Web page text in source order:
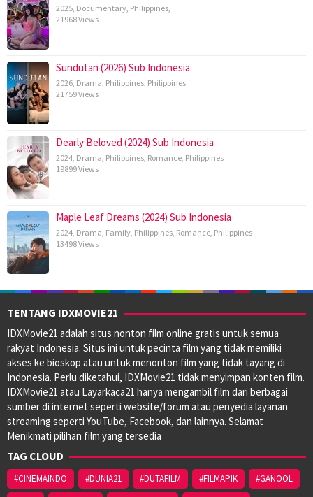
2025 Documentary Philippines
21968 Views
Sundutan (2026) Sub Indonesia
2026 Drama Philippines Philippines
21759 Views
Dearly Beloved (2024) Sub Indonesia
2024 Drama Philippines Romance Philippines
19899 Views
Maple Leaf Dreams (2024) Sub Indonesia
2024 Drama Family Philippines Romance Philippines
13498 Views
TENTANG IDXMOVIE21
IDXMovie21 adalah situs nonton film online gratis untuk semua
rakyat Indonesia. Situs ini untuk pecinta film yang tidak memiliki
akses ke bioskop atau untuk menonton film yang tidak tayang di
Indonesia. Perlu diketahui, IDXMovie21 tidak menyimpan konten film.
IDXMovie21 atau Layarkaca21 hanya mengambil film dari berbagai
sumber di internet seperti website/forum atau penyedia layanan
streaming seperti YouTube, Facebook, dan lainnya. Selamat
Menikmati pilihan film yang tersedia
TAG CLOUD
#CINEMAINDO #DUNIA21 #DUTAFILM #FILMAPIK
#GANOOL